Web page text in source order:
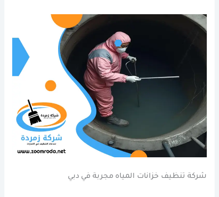
شركة تنظيف خزانات المياه مجربة في دبي